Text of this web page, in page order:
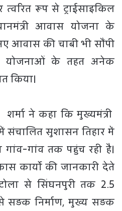
त्वरित रूप से ट्राईसाइकिल
आवास योजना के
आवास की चाबी भी सौंपी
योजनाओं के तहत अनेक
किया।
शर्मा ने कहा कि मुख्यमंत्री
संचालित सुशासन तिहार में
गांव तक पहुंच रही है।
कार्यो की जानकारी देते
से सिंघनपुरी तक 2.5
सड़क निर्माण, मुख्य सड़क